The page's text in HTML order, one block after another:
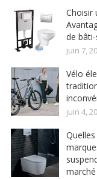
Choisir
de
juin 7,
Vélo
juin 4,
marché